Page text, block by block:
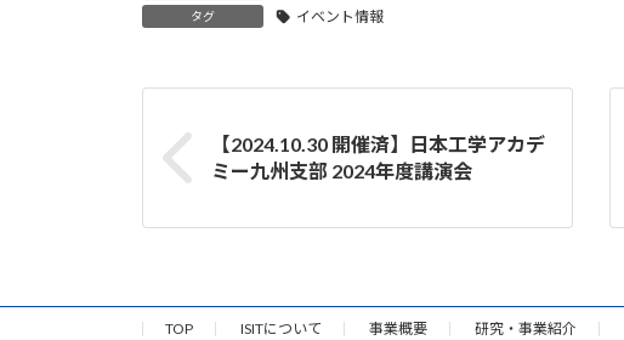
タグ イベント情報
【2024.10.30 開催済】日本工学アカデ
ミー九州支部 2024年度講演会
TOP ISITについて 事業概要 研究・事業紹介